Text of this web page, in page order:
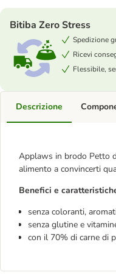
Bitiba Zero Stress
Spedizione
Ricevi
Flessibile,
Descrizione
Applaws in brodo Petto
alimento a convincerti
Benefici e
senza coloranti,
senza glutine e
con il 70% di carne di